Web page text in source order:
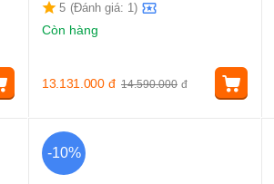
5 (Đánh giá: 1)
Còn hàng
14.590.000 đ
13.131.000 đ
-10%